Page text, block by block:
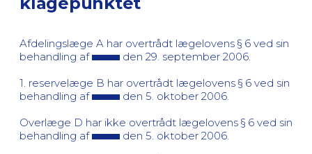
Afdelingslæge A har overtrådt lægelovens § 6 ved sin
behandling af
den 29. september 2006.
1. reservelæge B har overtrådt lægelovens § 6 ved sin
behandling af
den 5. oktober 2006.
Overlæge D har ikke overtrådt lægelovens § 6 ved sin
behandling af
den 5. oktober 2006.